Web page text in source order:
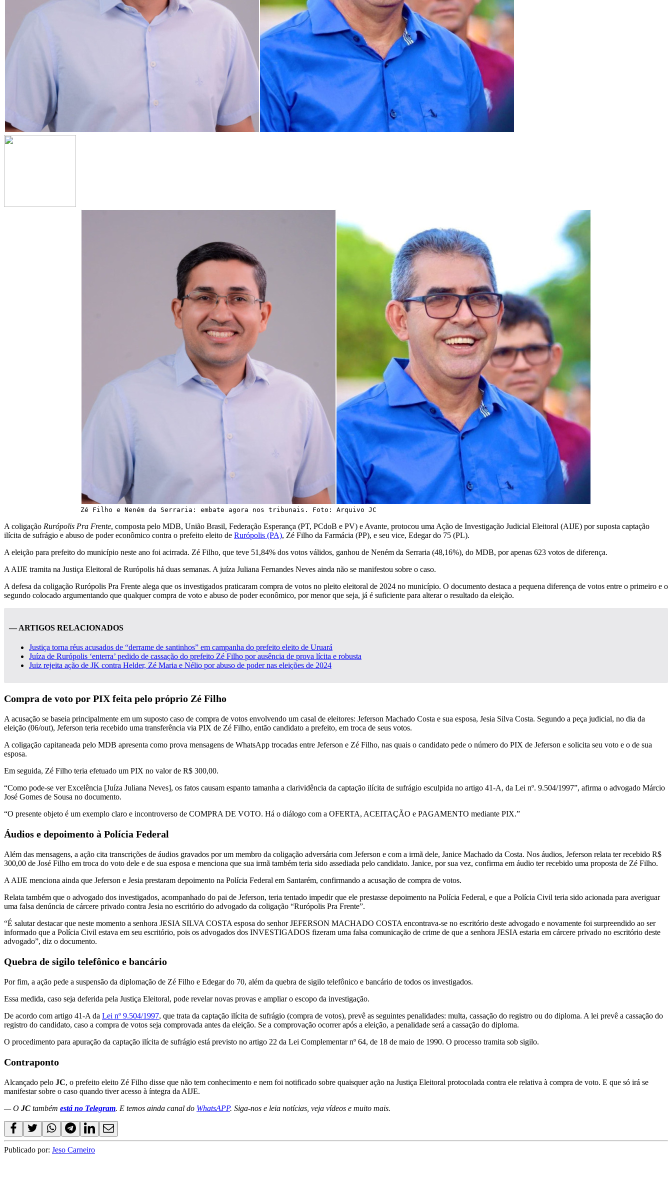
Zé Filho e Neném da Serraria: embate agora nos tribunais. Foto: Arquivo JC
A coligação Rurópolis Pra Frente, composta pelo MDB, União Brasil, Federação Esperança (PT, PCdoB e PV) e Avante, protocou uma Ação de Investigação Judicial Eleitoral (AIJE) por suposta captação
ilícita de sufrágio e abuso de poder econômico contra o prefeito eleito de Rurópolis (PA), Zé Filho da Farmácia (PP), e seu vice, Edegar do 75 (PL).
A eleição para prefeito do município neste ano foi acirrada. Zé Filho, que teve 51,84% dos votos válidos, ganhou de Neném da Serraria (48,16%), do MDB, por apenas 623 votos de diferença.
A AIJE tramita na Justiça Eleitoral de Rurópolis há duas semanas. A juíza Juliana Fernandes Neves ainda não se manifestou sobre o caso.
A defesa da coligação Rurópolis Pra Frente alega que os investigados praticaram compra de votos no pleito eleitoral de 2024 no município. O documento destaca a pequena diferença de votos entre o primeiro e o
segundo colocado argumentando que qualquer compra de voto e abuso de poder econômico, por menor que seja, já é suficiente para alterar o resultado da eleição.
— ARTIGOS RELACIONADOS
Justiça torna réus acusados de “derrame de santinhos” em campanha do prefeito eleito de Uruará
Juíza de Rurópolis ‘enterra’ pedido de cassação do prefeito Zé Filho por ausência de prova lícita e robusta
Juiz rejeita ação de JK contra Helder, Zé Maria e Nélio por abuso de poder nas eleições de 2024
Compra de voto por PIX feita pelo próprio Zé Filho
A acusação se baseia principalmente em um suposto caso de compra de votos envolvendo um casal de eleitores: Jeferson Machado Costa e sua esposa, Jesia Silva Costa. Segundo a peça judicial, no dia da
eleição (06/out), Jeferson teria recebido uma transferência via PIX de Zé Filho, então candidato a prefeito, em troca de seus votos.
A coligação capitaneada pelo MDB apresenta como prova mensagens de WhatsApp trocadas entre Jeferson e Zé Filho, nas quais o candidato pede o número do PIX de Jeferson e solicita seu voto e o de sua
esposa.
Em seguida, Zé Filho teria efetuado um PIX no valor de R$ 300,00.
“Como pode-se ver Excelência [Juíza Juliana Neves], os fatos causam espanto tamanha a clarividência da captação ilícita de sufrágio esculpida no artigo 41-A, da Lei nº. 9.504/1997”, afirma o advogado Márcio
José Gomes de Sousa no documento.
“O presente objeto é um exemplo claro e incontroverso de COMPRA DE VOTO. Há o diálogo com a OFERTA, ACEITAÇÃO e PAGAMENTO mediante PIX.”
Áudios e depoimento à Polícia Federal
Além das mensagens, a ação cita transcrições de áudios gravados por um membro da coligação adversária com Jeferson e com a irmã dele, Janice Machado da Costa. Nos áudios, Jeferson relata ter recebido R$
300,00 de José Filho em troca do voto dele e de sua esposa e menciona que sua irmã também teria sido assediada pelo candidato. Janice, por sua vez, confirma em áudio ter recebido uma proposta de Zé Filho.
A AIJE menciona ainda que Jeferson e Jesia prestaram depoimento na Polícia Federal em Santarém, confirmando a acusação de compra de votos.
Relata também que o advogado dos investigados, acompanhado do pai de Jeferson, teria tentado impedir que ele prestasse depoimento na Polícia Federal, e que a Polícia Civil teria sido acionada para averiguar
uma falsa denúncia de cárcere privado contra Jesia no escritório do advogado da coligação “Rurópolis Pra Frente”.
“É salutar destacar que neste momento a senhora JESIA SILVA COSTA esposa do senhor JEFERSON MACHADO COSTA encontrava-se no escritório deste advogado e novamente foi surpreendido ao ser
informado que a Polícia Civil estava em seu escritório, pois os advogados dos INVESTIGADOS fizeram uma falsa comunicação de crime de que a senhora JESIA estaria em cárcere privado no escritório deste
advogado”, diz o documento.
Quebra de sigilo telefônico e bancário
Por fim, a ação pede a suspensão da diplomação de Zé Filho e Edegar do 70, além da quebra de sigilo telefônico e bancário de todos os investigados.
Essa medida, caso seja deferida pela Justiça Eleitoral, pode revelar novas provas e ampliar o escopo da investigação.
De acordo com artigo 41-A da Lei nº 9.504/1997, que trata da captação ilícita de sufrágio (compra de votos), prevê as seguintes penalidades: multa, cassação do registro ou do diploma. A lei prevê a cassação do
registro do candidato, caso a compra de votos seja comprovada antes da eleição. Se a comprovação ocorrer após a eleição, a penalidade será a cassação do diploma.
O procedimento para apuração da captação ilícita de sufrágio está previsto no artigo 22 da Lei Complementar nº 64, de 18 de maio de 1990. O processo tramita sob sigilo.
Contraponto
Alcançado pelo JC, o prefeito eleito Zé Filho disse que não tem conhecimento e nem foi notificado sobre quaisquer ação na Justiça Eleitoral protocolada contra ele relativa à compra de voto. E que só irá se
manifestar sobre o caso quando tiver acesso à íntegra da AIJE.
— O JC também está no Telegram. E temos ainda canal do WhatsAPP. Siga-nos e leia notícias, veja vídeos e muito mais.
Publicado por: Jeso Carneiro